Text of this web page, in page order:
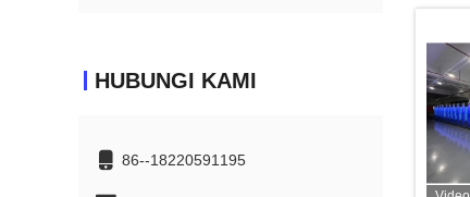
HUBUNGI KAMI
86--18220591195